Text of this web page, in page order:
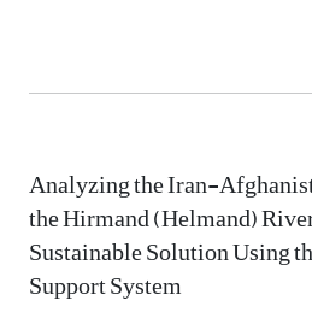
Analyzing the Iran-
the Hirmand (Helmand)
Sustainable Solution Using
Support System